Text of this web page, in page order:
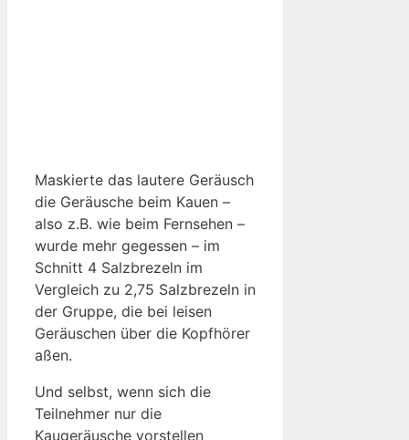
Maskierte das lautere Geräusch
die Geräusche beim Kauen –
also z.B. wie beim Fernsehen –
wurde mehr gegessen – im
Schnitt 4 Salzbrezeln im
Vergleich zu 2,75 Salzbrezeln in
der Gruppe, die bei leisen
Geräuschen über die Kopfhörer
aßen.
Und selbst, wenn sich die
Teilnehmer nur die
Kaugeräusche vorstellen